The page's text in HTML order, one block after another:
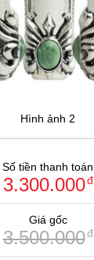
Hình ảnh 2
Số tiền thanh toán
3.300.000đ
Giá gốc
3.500.000đ